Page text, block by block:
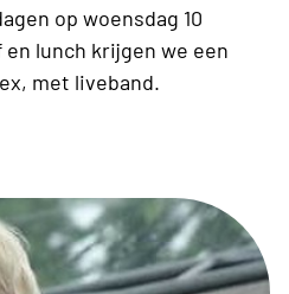
op woensdag 10
lunch krijgen we een
met liveband.